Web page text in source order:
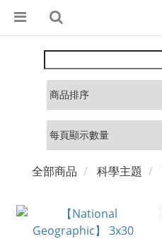
全部商品 科學主題